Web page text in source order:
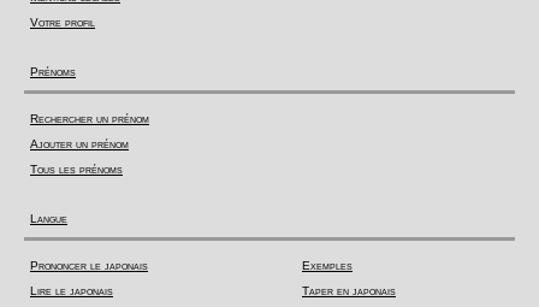
Votre profil
Prénoms
Rechercher un prénom
Ajouter un prénom
Tous les prénoms
Langue
Prononcer le japonais
Lire le japonais
Exemples
Taper en japonais